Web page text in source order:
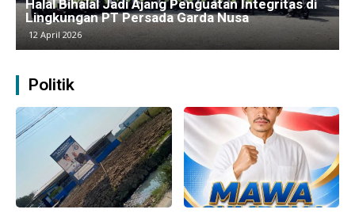
Kawasan Industri Cikarang Kembali Padat,
Produksi dan Logistik Beroperasi Penuh”
9 April 2026
Politik